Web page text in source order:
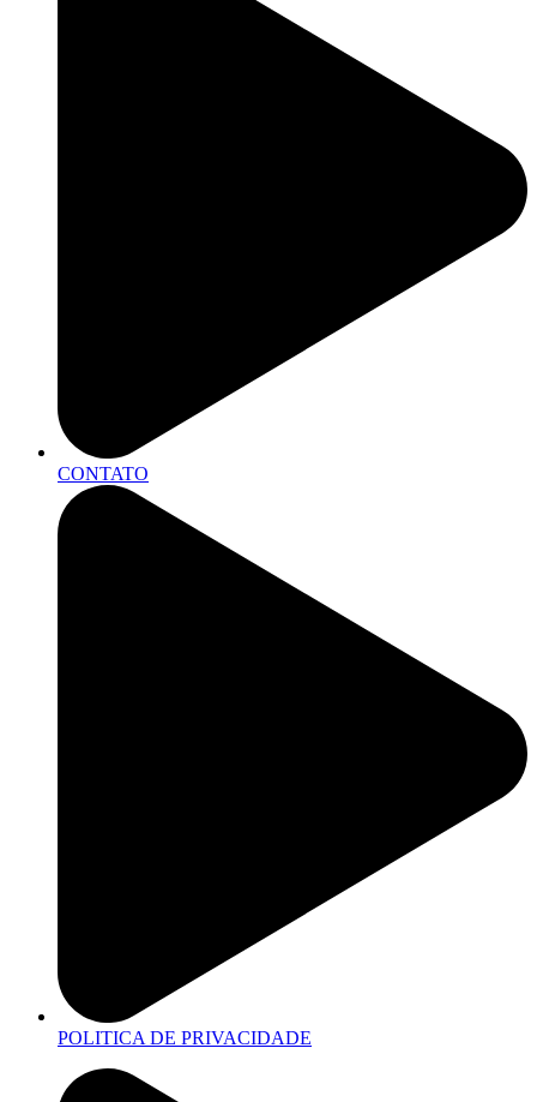
CONTATO
POLITICA DE PRIVACIDADE